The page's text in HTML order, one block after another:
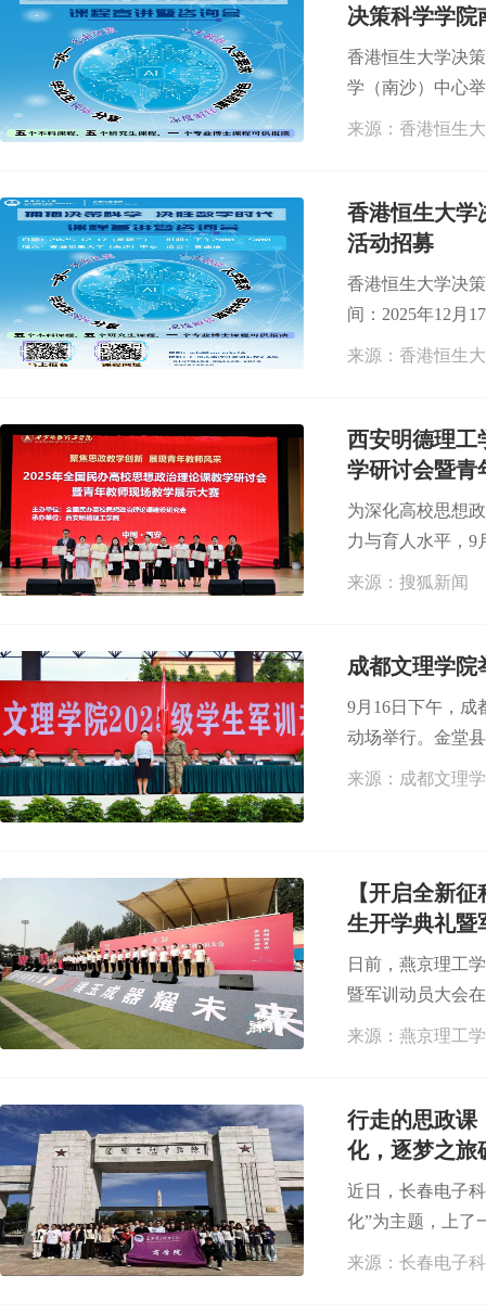
决策科学学院
香港恒生大学决
学（南沙）中心
来源：香港恒生
香港恒生大学
活动招募
香港恒生大学决
间：2025年12月
来源：香港恒生
西安明德理工
学研讨会暨青
为深化高校思想
力与育人水平，9
来源：搜狐新闻
成都文理学院
9月16日下午，成
动场举行。金堂
来源：成都文理
【开启全新
生开学典礼暨
日前，燕京理工
暨军训动员大会
来源：燕京理工
行走的思政课
化，逐梦之旅
近日，长春电子
化”为主题，上了
来源：长春电子